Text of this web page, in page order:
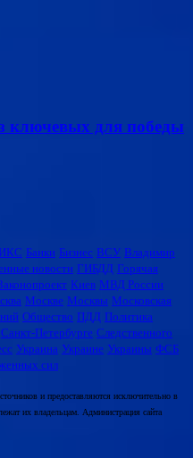
ключевых для победы
Банки Бизнес ВСУ Владимир
новости ГИБДД Горячая
Киев МВД России
Москве Москвы Московская
Общество ПДД Политика
Санкт-Петербурге Следственного
Украина Украине Украины ФСБ
сил
и предоставляются исключительно в
их владельцам. Администрация сайта